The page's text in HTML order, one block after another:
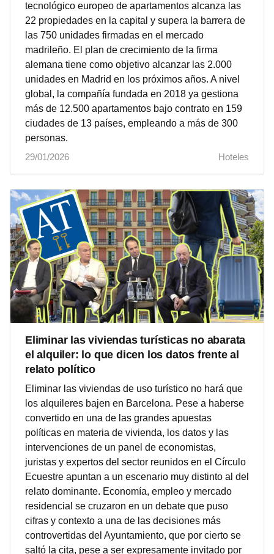
tecnológico europeo de apartamentos alcanza las
22 propiedades en la capital y supera la barrera de
las 750 unidades firmadas en el mercado
madrileño. El plan de crecimiento de la firma
alemana tiene como objetivo alcanzar las 2.000
unidades en Madrid en los próximos años. A nivel
global, la compañía fundada en 2018 ya gestiona
más de 12.500 apartamentos bajo contrato en 159
ciudades de 13 países, empleando a más de 300
personas.
29/01/2026
Hoteles
Eliminar las viviendas turísticas no abarata
el alquiler: lo que dicen los datos frente al
relato político
Eliminar las viviendas de uso turístico no hará que
los alquileres bajen en Barcelona. Pese a haberse
convertido en una de las grandes apuestas
políticas en materia de vivienda, los datos y las
intervenciones de un panel de economistas,
juristas y expertos del sector reunidos en el Círculo
Ecuestre apuntan a un escenario muy distinto al del
relato dominante. Economía, empleo y mercado
residencial se cruzaron en un debate que puso
cifras y contexto a una de las decisiones más
controvertidas del Ayuntamiento, que por cierto se
saltó la cita, pese a ser expresamente invitado por